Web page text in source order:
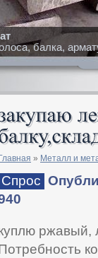
балка,
Главная » Металл и
Спрос
ржавый,